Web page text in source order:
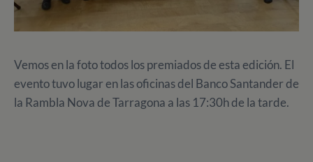
Vemos en la foto todos los premiados de esta edición. El
evento tuvo lugar en las oficinas del Banco Santander de
la Rambla Nova de Tarragona a las 17:30h de la tarde.